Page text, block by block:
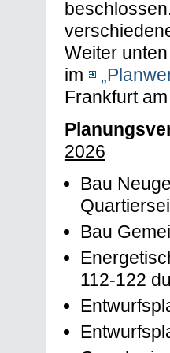
Weiter
im
Frankfurt
2026
Bau
Bau
112-122